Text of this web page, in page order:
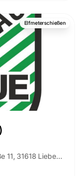
Elfmeterschießen
31618 Liebenau